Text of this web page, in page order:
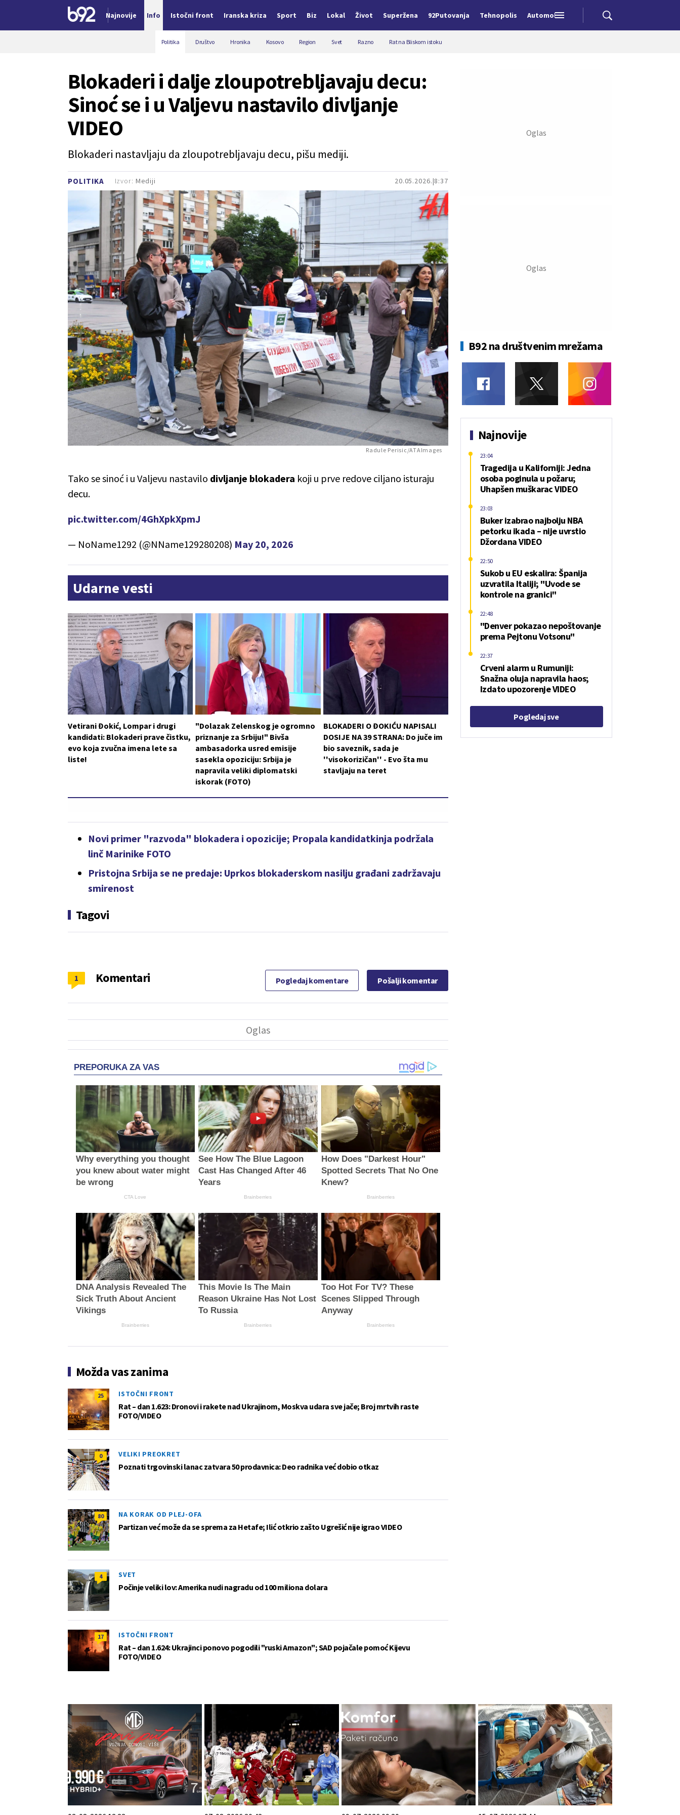
Najnovije Info Istočni front Iranska kriza Sport Biz Lokal Život Superžena 92Putovanja Tehnopolis Automobili
Politika Društvo Hronika Kosovo Region Svet Razno Rat na Bliskom istoku
POLITIKA 20.05.2026. 8:37
Blokaderi i dalje zloupotrebljavaju decu:
Sinoć se i u Valjevu nastavilo divljanje
VIDEO
Blokaderi nastavljaju da zloupotrebljavaju decu, pišu mediji.
Izvor: Mediji
Radule Perisic/ATAImages
Tako se sinoć i u Valjevu nastavilo divljanje blokadera koji u prve redove ciljano isturaju
decu.
pic.twitter.com/4GhXpkXpmJ
— NoName1292 (@NName129280208) May 20, 2026
Udarne vesti
Vetirani Đokić, Lompar i drugi
kandidati: Blokaderi prave čistku,
evo koja zvučna imena lete sa
liste!
"Dolazak Zelenskog je ogromno
priznanje za Srbiju!" Bivša
ambasadorka usred emisije
sasekla opoziciju: Srbija je
napravila veliki diplomatski
iskorak (FOTO)
BLOKADERI O ĐOKIĆU NAPISALI
DOSIJE NA 39 STRANA: Do juče im
bio saveznik, sada je
''visokorizičan'' - Evo šta mu
stavljaju na teret
Novi primer "razvoda" blokadera i opozicije; Propala kandidatkinja podržala
linč Marinike FOTO
Pristojna Srbija se ne predaje: Uprkos blokaderskom nasilju građani zadržavaju
smirenost
Tagovi
Komentari
1 Pogledaj komentare Pošalji komentar
PREPORUKA ZA VAS
Why everything you thought
you knew about water might
be wrong
CTA Love
See How The Blue Lagoon
Cast Has Changed After 46
Years
Brainberries
How Does "Darkest Hour"
Spotted Secrets That No One
Knew?
Brainberries
DNA Analysis Revealed The
Sick Truth About Ancient
Vikings
Brainberries
This Movie Is The Main
Reason Ukraine Has Not Lost
To Russia
Brainberries
Too Hot For TV? These
Scenes Slipped Through
Anyway
Brainberries
Možda vas zanima
25 ISTOČNI FRONT
Rat – dan 1.623: Dronovi i rakete nad Ukrajinom, Moskva udara sve jače; Broj mrtvih raste
FOTO/VIDEO
0 VELIKI PREOKRET
Poznati trgovinski lanac zatvara 50 prodavnica: Deo radnika već dobio otkaz
80 NA KORAK OD PLEJ-OFA
Partizan već može da se sprema za Hetafe; Ilić otkrio zašto Ugrešić nije igrao VIDEO
4 SVET
Počinje veliki lov: Amerika nudi nagradu od 100 miliona dolara
17 ISTOČNI FRONT
Rat – dan 1.624: Ukrajinci ponovo pogodili "ruski Amazon"; SAD pojačale pomoć Kijevu
FOTO/VIDEO
B92 na društvenim mrežama
Najnovije
Tragedija u Kaliforniji: Jedna
osoba poginula u požaru;
Uhapšen muškarac VIDEO
23:04
Buker izabrao najbolju NBA
petorku ikada – nije uvrstio
Džordana VIDEO
23:03
Sukob u EU eskalira: Španija
uzvratila Italiji; "Uvode se
kontrole na granici"
22:50
"Denver pokazao nepoštovanje
prema Pejtonu Votsonu"
22:48
Crveni alarm u Rumuniji:
Snažna oluja napravila haos;
Izdato upozorenje VIDEO
22:37
Pogledaj sve